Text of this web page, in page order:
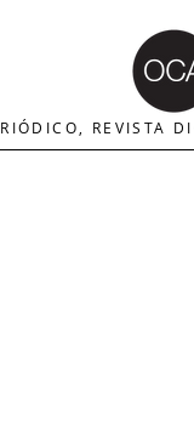
REVISTA